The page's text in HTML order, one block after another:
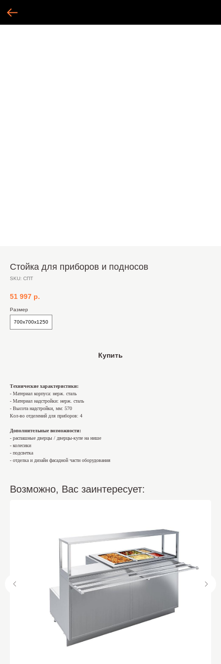
Стойка для приборов и подносов
SKU: СПТ
51 997 р.
Размер
700х700х1250
Купить
Технические характеристики:
- Материал корпуса: нерж. сталь
- Материал надстройки: нерж. сталь
- Высота надстройки, мм: 570
Кол-во отделений для приборов: 4
Дополнительные возможности:
- распашные дверцы / дверцы-купе на нише
- колесики
- подсветка
- отделка и дизайн фасадной части оборудования
Возможно, Вас заинтересует: